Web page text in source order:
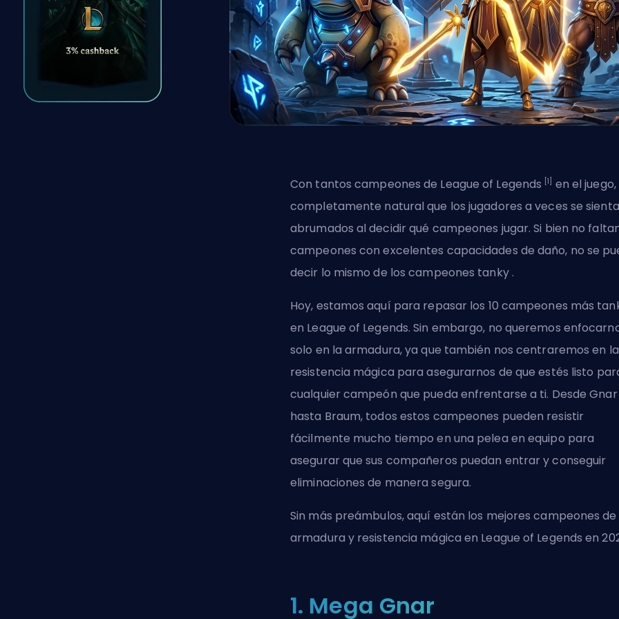
Con tantos campeones de League of Legends [1]
en el juego,
completamente natural que los jugadores a veces se
abrumados al decidir qué campeones jugar. Si bien no
campeones con excelentes capacidades de daño, no se
decir lo mismo de los campeones tanky .
Hoy, estamos aquí para repasar los 10 campeones más
en League of Legends. Sin embargo, no queremos
solo en la armadura, ya que también nos centraremos en la
resistencia mágica para asegurarnos de que estés listo
cualquier campeón que pueda enfrentarse a ti. Desde Gnar
hasta Braum, todos estos campeones pueden resistir
fácilmente mucho tiempo en una pelea en equipo para
asegurar que sus compañeros puedan entrar y conseguir
eliminaciones de manera segura.
Sin más preámbulos, aquí están los mejores campeones de
armadura y resistencia mágica en League of Legends en
1. Mega Gnar